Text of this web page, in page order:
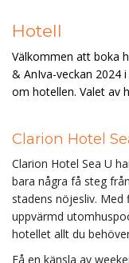
Hotell
Välkommen att boka
& AnIva-veckan 2024
om hotellen. Valet av
Clarion Hotel
Clarion Hotel Sea U
bara några få steg
stadens nöjesliv. Med
uppvärmd
hotellet allt du
Få en känsla av